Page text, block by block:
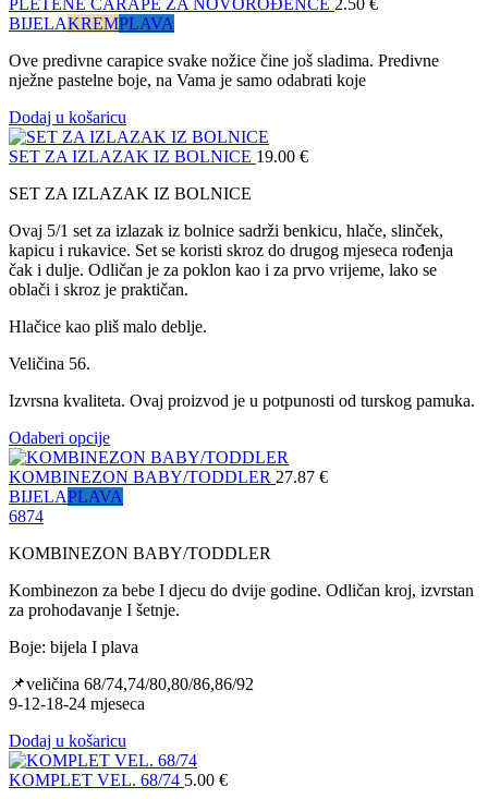
BIJELAKREMPLAVA
Ove predivne carapice svake nožice čine još sladima. Predivne
nježne pastelne boje, na Vama je samo odabrati koje
Dodaj u košaricu
SET ZA IZLAZAK IZ BOLNICE 19.00 €
SET ZA IZLAZAK IZ BOLNICE
Ovaj 5/1 set za izlazak iz bolnice sadrži benkicu, hlače, slinček,
kapicu i rukavice. Set se koristi skroz do drugog mjeseca rođenja
čak i dulje. Odličan je za poklon kao i za prvo vrijeme, lako se
oblači i skroz je praktičan.
Hlačice kao pliš malo deblje.
Veličina 56.
Izvrsna kvaliteta. Ovaj proizvod je u potpunosti od turskog pamuka.
Odaberi opcije
KOMBINEZON BABY/TODDLER 27.87 €
BIJELAPLAVA
6874
KOMBINEZON BABY/TODDLER
Kombinezon za bebe I djecu do dvije godine. Odličan kroj, izvrstan
za prohodavanje I šetnje.
Boje: bijela I plava
📌veličina 68/74,74/80,80/86,86/92
9-12-18-24 mjeseca
Dodaj u košaricu
KOMPLET VEL. 68/74 5.00 €